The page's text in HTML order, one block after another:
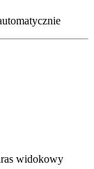
widokowy